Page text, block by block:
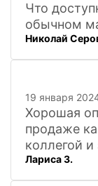
Что
обычном
Николай
19 января
Хорошая
продаже
коллегой
офиса.
нужно, и
Лариса З.